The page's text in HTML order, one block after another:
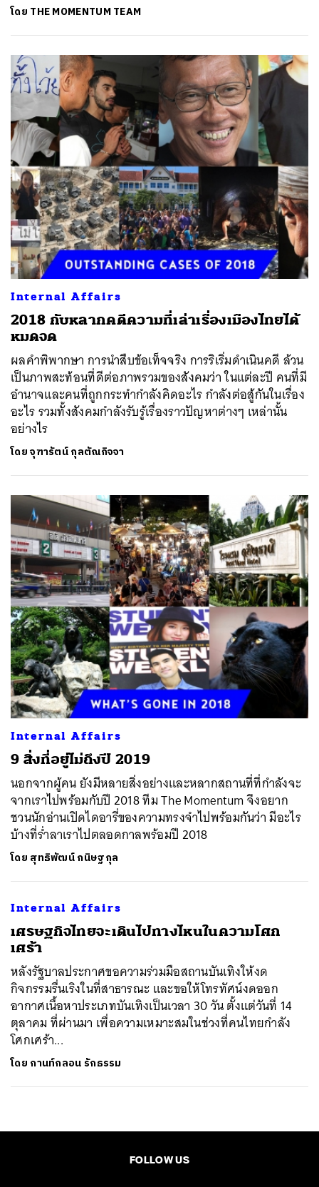
โดย THE MOMENTUM TEAM
Internal Affairs
2018 กับหลากคดีความที่เล่าเรื่องเมืองไทยได้
หมดจด
ผลคำพิพากษา การนำสืบข้อเท็จจริง การริเริ่มดำเนินคดี ล้วน
เป็นภาพสะท้อนที่ดีต่อภาพรวมของสังคมว่า ในแต่ละปี คนที่มี
อำนาจและคนที่ถูกกระทำกำลังคิดอะไร กำลังต่อสู้กันในเรื่อง
อะไร รวมทั้งสังคมกำลังรับรู้เรื่องราวปัญหาต่างๆ เหล่านั้น
อย่างไร
โดยจุฑารัตน์ กุลตัณกิจจา
Internal Affairs
9 สิ่งที่อยู่ไม่ถึงปี 2019
นอกจากผู้คน ยังมีหลายสิ่งอย่างและหลากสถานที่ที่กำลังจะ
จากเราไปพร้อมกับปี 2018 ทีม The Momentum จึงอยาก
ชวนนักอ่านเปิดไดอารี่ของความทรงจำไปพร้อมกันว่า มีอะไร
บ้างที่ร่ำลาเราไปตลอดกาลพร้อมปี 2018
โดย สุทธิพัฒน์ กนิษฐกุล
Internal Affairs
เศรษฐกิจไทยจะเดินไปทางไหนในความโศก
เศร้า
หลังรัฐบาลประกาศขอความร่วมมือสถานบันเทิงให้งด
กิจกรรมรื่นเริงในที่สาธารณะ และขอให้โทรทัศน์งดออก
อากาศเนื้อหาประเภทบันเทิงเป็นเวลา 30 วัน ตั้งแต่วันที่ 14
ตุลาคม ที่ผ่านมา เพื่อความเหมาะสมในช่วงที่คนไทยกำลัง
โศกเศร้า...
โดย กานท์กลอน รักธรรม
FOLLOW US
ค้นหา
SHARE TWEET LINE EMAIL